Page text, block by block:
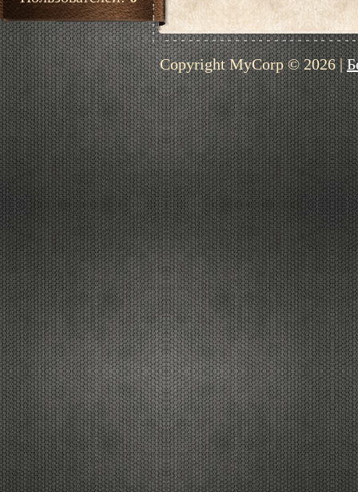
Copyright MyCorp © 2026|